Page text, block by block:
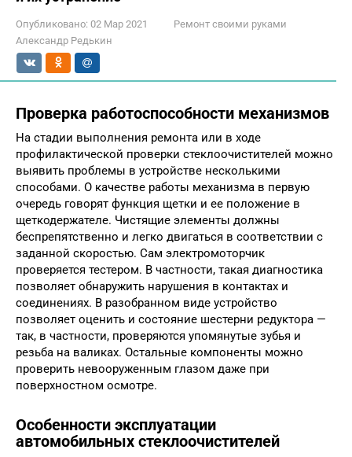
Опубликовано: 02 Мар 2021
Ремонт своими руками
Александр Редькин
Проверка работоспособности механизмов
На стадии выполнения ремонта или в ходе
профилактической проверки стеклоочистителей можно
выявить проблемы в устройстве несколькими
способами. О качестве работы механизма в первую
очередь говорят функция щетки и ее положение в
щеткодержателе. Чистящие элементы должны
беспрепятственно и легко двигаться в соответствии с
заданной скоростью. Сам электромоторчик
проверяется тестером. В частности, такая диагностика
позволяет обнаружить нарушения в контактах и
соединениях. В разобранном виде устройство
позволяет оценить и состояние шестерни редуктора —
так, в частности, проверяются упомянутые зубья и
резьба на валиках. Остальные компоненты можно
проверить невооруженным глазом даже при
поверхностном осмотре.
Особенности эксплуатации
автомобильных стеклоочистителей